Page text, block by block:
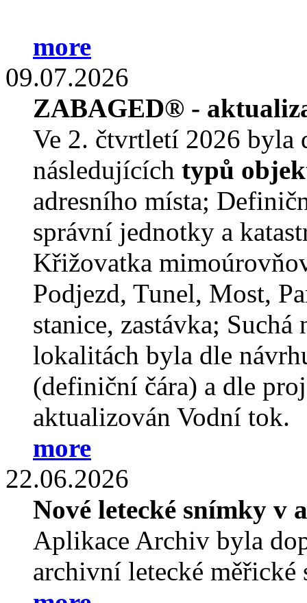
more
09.07.2026
ZABAGED® -
Ve 2. čtvrtletí 2026 byla
následujících typů
adresního místa;
správní jednotky a
Křižovatka
Podjezd, Tunel, Most,
stanice, zastávka;
lokalitách byla dle
(definiční čára) a dle
aktualizován Vodní tok.
more
22.06.2026
Nové letecké snímky v
Aplikace Archiv byla
archivní letecké